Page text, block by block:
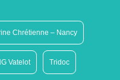
Chrétienne – Nancy
Vatelot Tridoc